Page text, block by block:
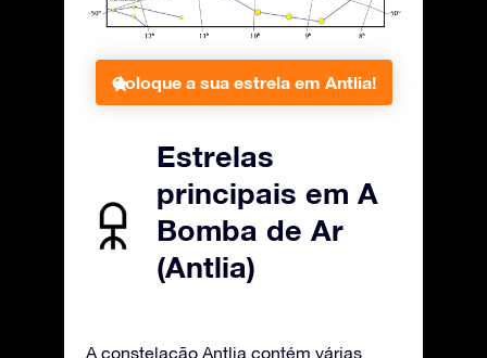
Coloque a sua estrela em Antlia!
Estrelas
principais em A
Bomba de Ar
(Antlia)
A constelação Antlia contém várias